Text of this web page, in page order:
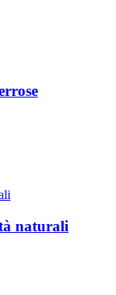
naturali